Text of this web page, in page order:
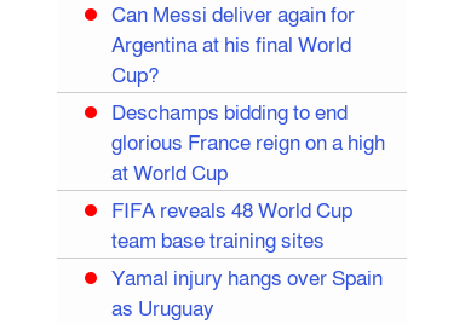
Can Messi deliver again for
Argentina at his final World
Cup?
Deschamps bidding to end
glorious France reign on a high
at World Cup
FIFA reveals 48 World Cup
team base training sites
Yamal injury hangs over Spain
as Uruguay